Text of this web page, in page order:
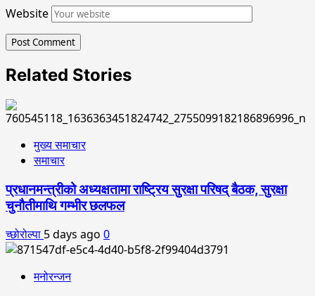
Website
Related Stories
मुख्य समाचार
समाचार
प्रधानमन्त्रीको अध्यक्षतामा राष्ट्रिय सुरक्षा परिषद् बैठक, सुरक्षा
चुनौतीमाथि गम्भीर छलफल
च्छोरोल्पा 5 days ago 0
मनोरन्जन